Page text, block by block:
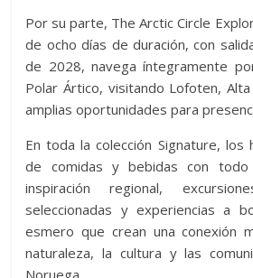
Por su parte, The Arctic Circle
de ocho días de duración, con
de 2028, navega íntegramente
Polar Ártico, visitando Lofoten,
amplias oportunidades para
En toda la colección Signature, los
de comidas y bebidas con todo
inspiración regional,
seleccionadas y experiencias a
esmero que crean una conexión
naturaleza, la cultura y las
Noruega.